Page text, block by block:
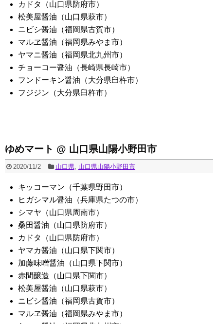
カドタ（山口県防府市）
松美屋醤油（山口県萩市）
ニビシ醤油（福岡県古賀市）
マルヱ醤油（福岡県みやま市）
ヤマニ醤油（福岡県北九州市）
チョーコー醤油（長崎県長崎市）
フンドーキン醤油（大分県臼杵市）
フジジン（大分県臼杵市）
ゆめマート @ 山口県山陽小野田市
2020/11/2 山口県, 山口県山陽小野田市
キッコーマン（千葉県野田市）
ヒガシマル醤油（兵庫県たつの市）
シマヤ（山口県周南市）
桑田醤油（山口県防府市）
カドタ（山口県防府市）
ヤマカ醤油（山口県下関市）
加藤味噌醤油（山口県下関市）
赤間醸造（山口県下関市）
松美屋醤油（山口県萩市）
ニビシ醤油（福岡県古賀市）
マルヱ醤油（福岡県みやま市）